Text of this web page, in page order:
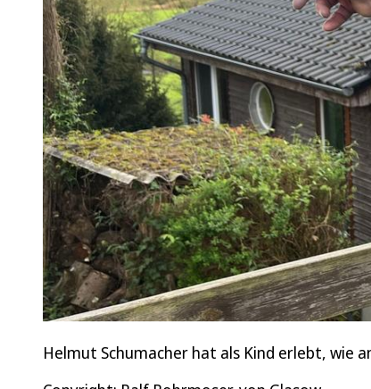
Helmut Schumacher hat als Kind erlebt, wie